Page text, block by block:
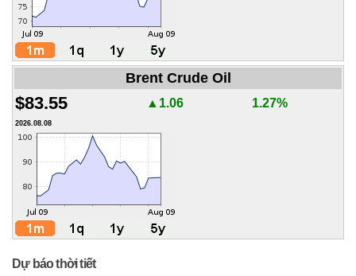
Brent Crude Oil
$83.55 ▲1.06 1.27%
2026.08.08
Dự báo thời tiết